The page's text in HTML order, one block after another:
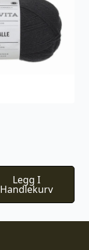
Legg I
Handlekurv